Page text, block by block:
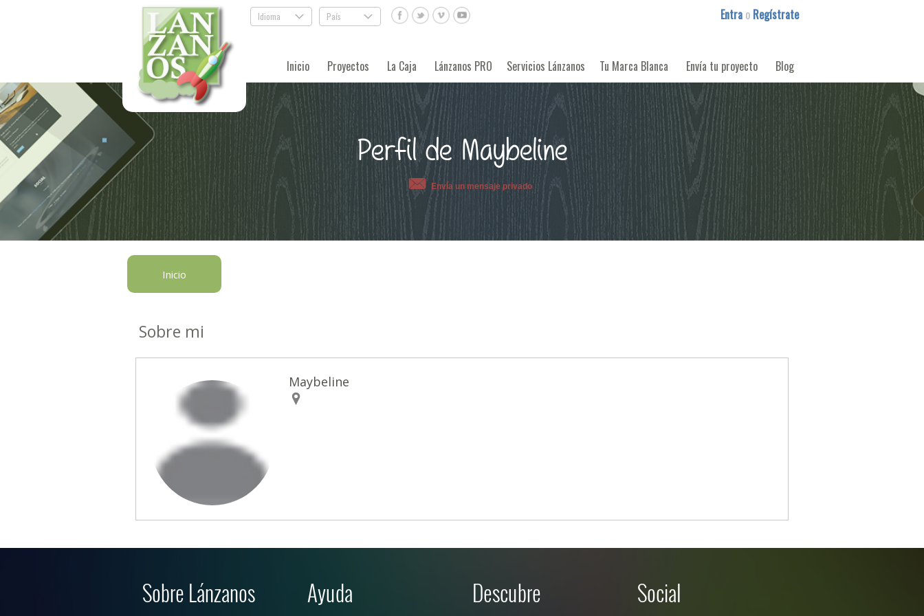
Idioma . País . Entra o Regístrate
Inicio Proyectos La Caja Lánzanos PRO Servicios Lánzanos Tu Marca Blanca Envía tu proyecto Blog
Perfil de Maybeline
Envía un mensaje privado
Inicio
Sobre mi
Maybeline
Sobre Lánzanos Ayuda Descubre Social